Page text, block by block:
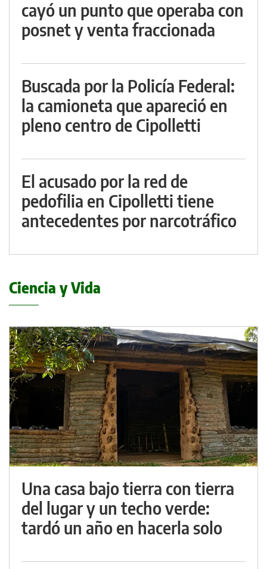
cayó un punto que operaba con
posnet y venta fraccionada
Buscada por la Policía Federal:
la camioneta que apareció en
pleno centro de Cipolletti
El acusado por la red de
pedofilia en Cipolletti tiene
antecedentes por narcotráfico
Ciencia y Vida
Una casa bajo tierra con tierra
del lugar y un techo verde:
tardó un año en hacerla solo